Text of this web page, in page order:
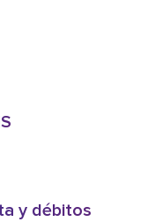
y débitos